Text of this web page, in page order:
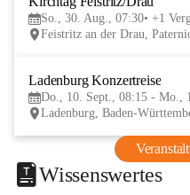
So., 30. Aug., 07:30 +1
Feistritz an der Drau,
Ladenburg Konzertreise
Do., 10. Sept., 08:15 - Mo.,
Ladenburg, Baden-
Wissenswertes